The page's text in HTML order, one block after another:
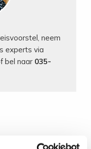
neem
experts via
bel naar 035-